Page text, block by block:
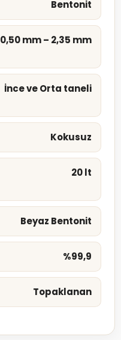
Bentonit
0,50 mm – 2,35 mm
İnce ve Orta taneli
Kokusuz
20 lt
Beyaz Bentonit
%99,9
Topaklanan